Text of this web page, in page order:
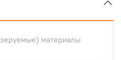
материалы